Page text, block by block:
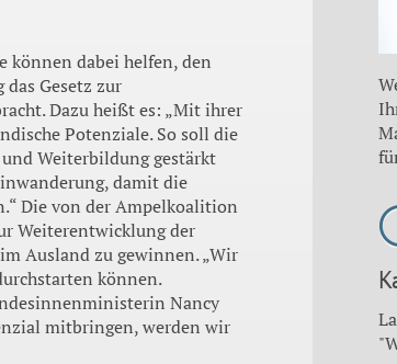
können dabei helfen, den
Gesetz zur
Dazu heißt es: „Mit ihrer
Potenziale. So soll die
Weiterbildung gestärkt
damit die
Die von der Ampelkoalition
Weiterentwicklung der
Ausland zu gewinnen. „Wir
können.
Nancy
mitbringen, werden wir